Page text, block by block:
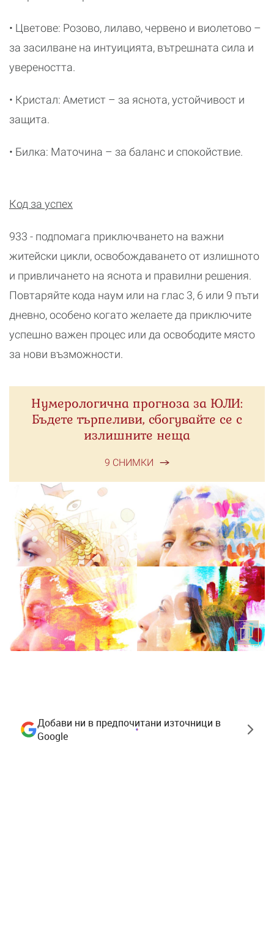
• Цветове: Розово, лилаво, червено и виолетово –
за засилване на интуицията, вътрешната сила и
увереността.
• Кристал: Аметист – за яснота, устойчивост и
защита.
• Билка: Маточина – за баланс и спокойствие.
Код за успех
933 - подпомага приключването на важни
житейски цикли, освобождаването от излишното
и привличането на яснота и правилни решения.
Повтаряйте кода наум или на глас 3, 6 или 9 пъти
дневно, особено когато желаете да приключите
успешно важен процес или да освободите място
за нови възможности.
Нумерологична прогноза за ЮЛИ:
Бъдете търпеливи, сбогувайте се с
излишните неща
9 СНИМКИ
Добави ни в предпочитани източници в
Google